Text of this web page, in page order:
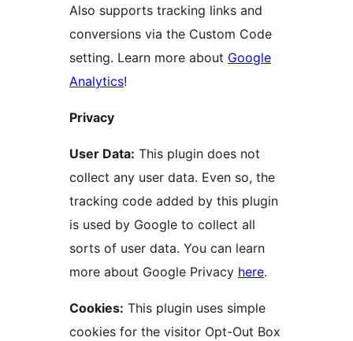
Also supports tracking links and
conversions via the Custom Code
setting. Learn more about Google
Analytics!
Privacy
User Data: This plugin does not
collect any user data. Even so, the
tracking code added by this plugin
is used by Google to collect all
sorts of user data. You can learn
more about Google Privacy here.
Cookies: This plugin uses simple
cookies for the visitor Opt-Out Box